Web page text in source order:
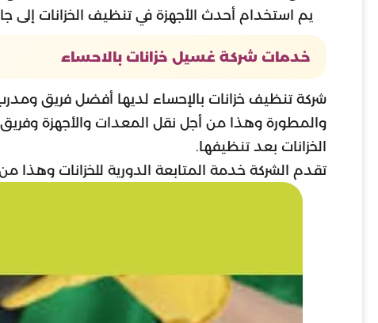
يم استخدام أحدث الأجهزة في تنظيف الخزانات إلى
خدمات شركة غسيل خزانات بالاحساء
شركة تنظيف خزانات بالإحساء لديها أفضل فريق ومدرب
والمطورة وهذا من أجل نقل المعدات والأجهزة
الخزانات بعد تنظيفها.
تقدم الشركة خدمة المتابعة الدورية للخزانات